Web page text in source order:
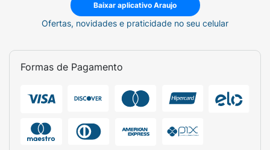
Baixar aplicativo Araujo
Ofertas, novidades e praticidade no seu celular
Formas de Pagamento